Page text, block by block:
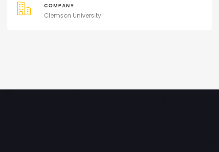
COMPANY
Clemson University